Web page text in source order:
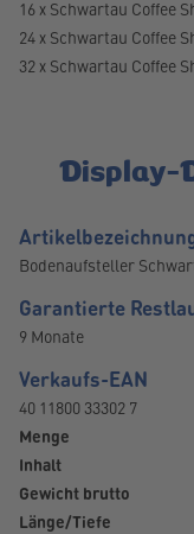
16 x Schwartau Coffee
24 x Schwartau Coffee
32 x Schwartau Coffee
Display-
Bodenaufsteller
Garantierte
9 Monate
Verkaufs-EAN
40 11800 33302 7
Menge
Inhalt
Gewicht brutto
Länge/Tiefe